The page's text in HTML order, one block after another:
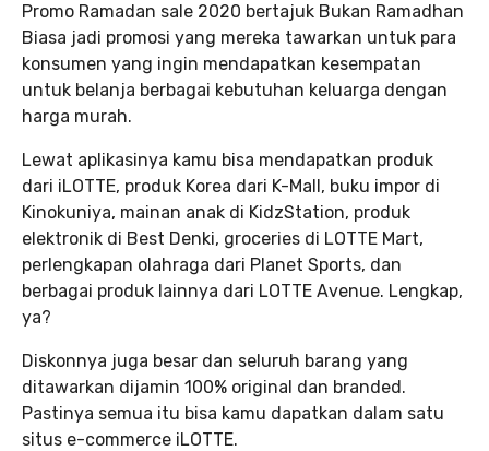
Promo Ramadan sale 2020 bertajuk Bukan Ramadhan
Biasa jadi promosi yang mereka tawarkan untuk para
konsumen yang ingin mendapatkan kesempatan
untuk belanja berbagai kebutuhan keluarga dengan
harga murah.
Lewat aplikasinya kamu bisa mendapatkan produk
dari iLOTTE, produk Korea dari K-Mall, buku impor di
Kinokuniya, mainan anak di KidzStation, produk
elektronik di Best Denki, groceries di LOTTE Mart,
perlengkapan olahraga dari Planet Sports, dan
berbagai produk lainnya dari LOTTE Avenue. Lengkap,
ya?
Diskonnya juga besar dan seluruh barang yang
ditawarkan dijamin 100% original dan branded.
Pastinya semua itu bisa kamu dapatkan dalam satu
situs e-commerce iLOTTE.